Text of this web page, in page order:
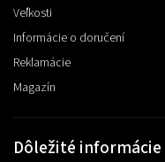
Veľkosti
Informácie o doručení
Reklamácie
Magazín
Dôležité informácie